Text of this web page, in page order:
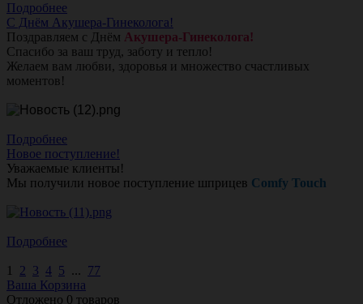
Подробнее
С Днём Акушера-Гинеколога!
Поздравляем с Днём Акушера-Гинеколога!
Спасибо за ваш труд, заботу и тепло!
Желаем вам любви, здоровья и множество счастливых
моментов!
Подробнее
Новое поступление!
Уважаемые клиенты!
Мы получили новое поступление шприцев Comfy Touch
Подробнее
1 2 3 4 5 ... 77
Ваша Корзина
Отложено 0 товаров